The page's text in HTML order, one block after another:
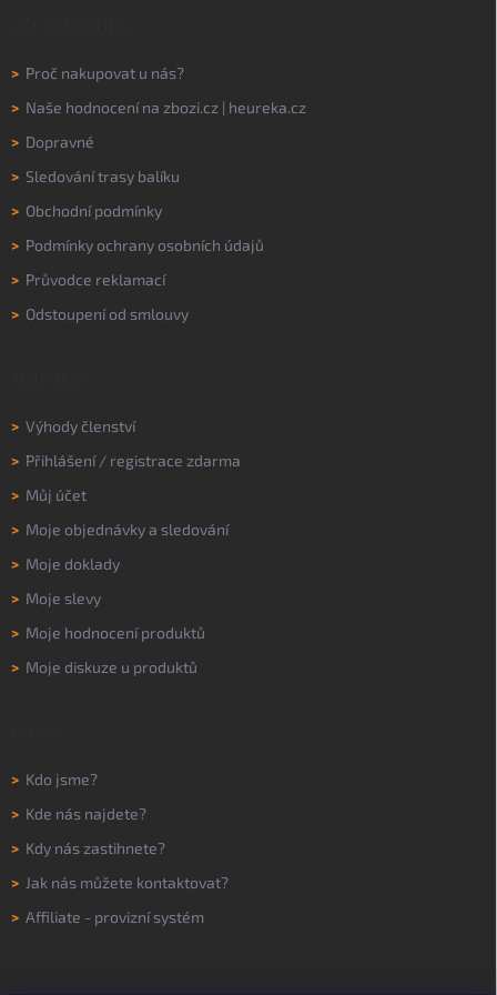
> Proč nakupovat u nás?
> Naše hodnocení na zbozi.cz | heureka.cz
> Dopravné
> Sledování trasy balíku
> Obchodní podmínky
> Podmínky ochrany osobních údajů
> Průvodce reklamací
> Odstoupení od smlouvy
> Výhody členství
> Přihlášení/ registrace zdarma
> Můj účet
> Moje objednávky a sledování
> Moje doklady
> Moje slevy
> Moje hodnocení produktů
> Moje diskuze u produktů
> Kdo jsme?
> Kde nás najdete?
> Kdy nás zastihnete?
> Jak nás můžete kontaktovat?
> Affiliate - provizní systém